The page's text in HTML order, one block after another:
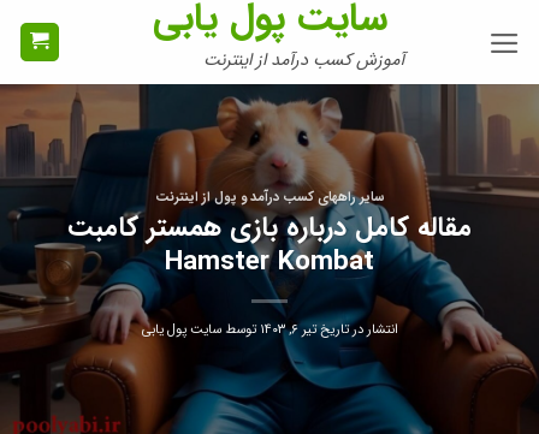
سایت پول یابی
آموزش کسب درآمد از اینترنت
سایر راههای کسب درآمد و پول از اینترنت
مقاله کامل درباره بازی همستر کامبت
Hamster Kombat
انتشار در تاریختیر ۶, ۱۴۰۳ توسطسایت پول یابی